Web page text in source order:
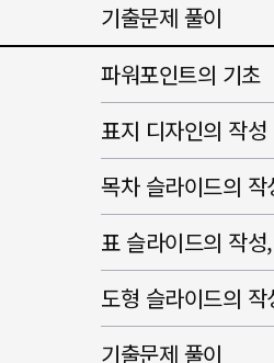
기출문제 풀이
파워포인트의 기초
표지 디자인의 작성
목차 슬라이드의
표 슬라이드의 작
도형 슬라이드의 작
기출문제 풀이